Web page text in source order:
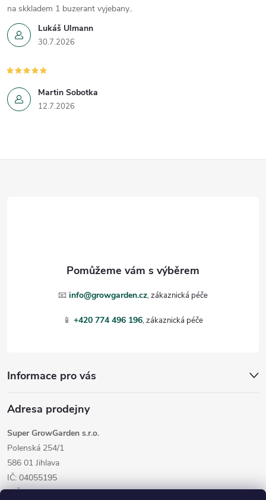
Lukáš Ulmann
30.7.2026
na skkladem 1 buzerant vyjebany..
Martin Sobotka
12.7.2026
📧 info@growgarden.cz
📱 +420 774 496 196
Informace pro vás
Adresa prodejny
Super GrowGarden s.r.o.
Polenská 254/1
586 01 Jihlava
IČ: 04055195
DIČ: CZ04055195